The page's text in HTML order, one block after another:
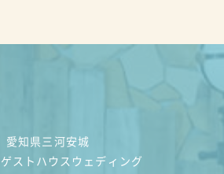
愛知県三河安城
ストハウスウェディング